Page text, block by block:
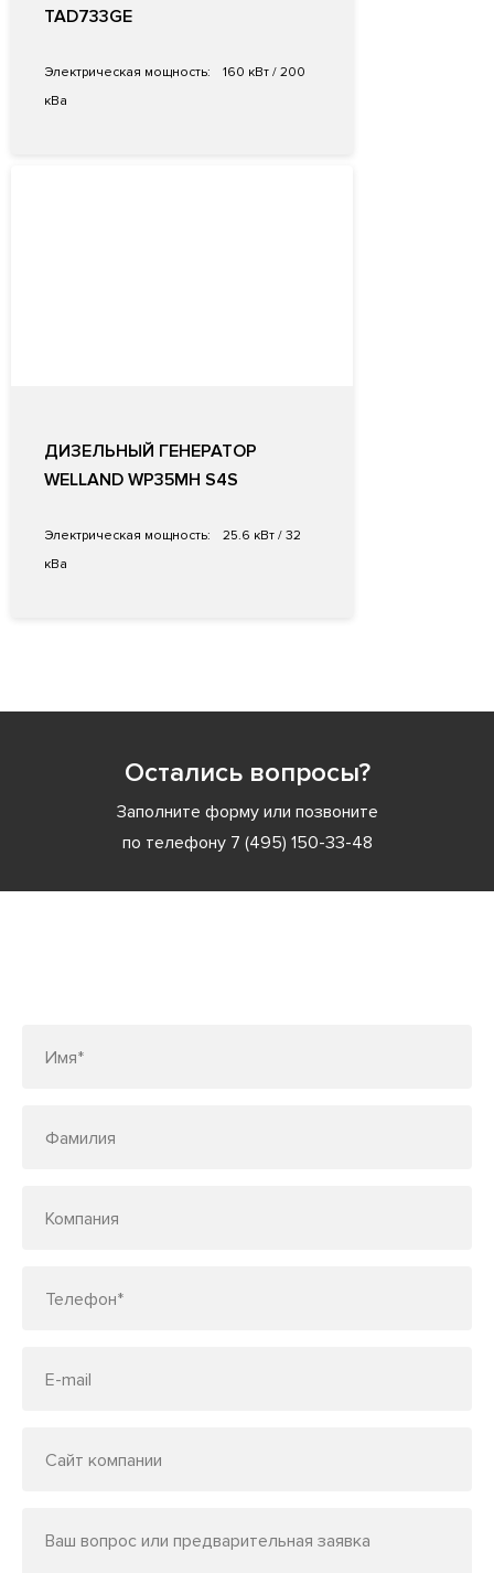
TAD733GE
Электрическая мощность:
160 кВт / 200
кВа
ДИЗЕЛЬНЫЙ ГЕНЕРАТОР
WELLAND WP35MH S4S
Электрическая мощность:
25.6 кВт / 32
кВа
Остались вопросы?
Заполните форму или позвоните
по телефону 7 (495) 150-33-48
Имя*
Фамилия
Компания
Телефон*
E-mail
Сайт компании
Ваш вопрос или предварительная заявка